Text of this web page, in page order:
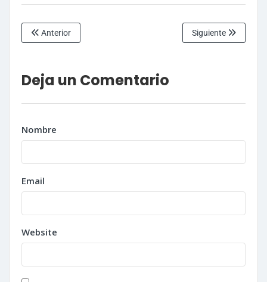
Anterior Siguiente
Deja un Comentario
Nombre
Email
Website